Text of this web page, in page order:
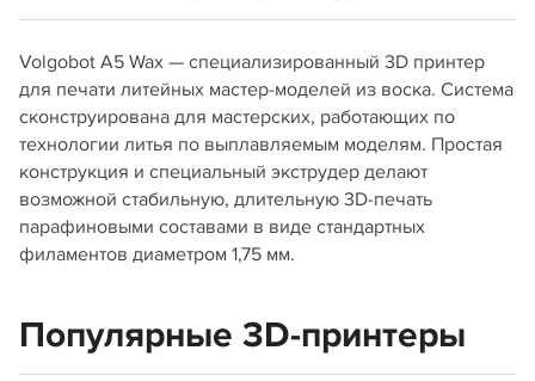
Volgobot A5 Wax — специализированный 3D принтер
для печати литейных мастер-моделей из воска. Система
сконструирована для мастерских, работающих по
технологии литья по выплавляемым моделям. Простая
конструкция и специальный экструдер делают
возможной стабильную, длительную 3D-печать
парафиновыми составами в виде стандартных
филаментов диаметром 1,75 мм.
Популярные 3D-принтеры